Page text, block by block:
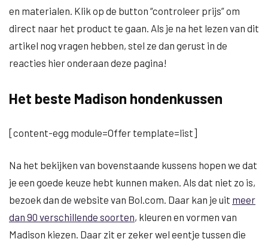
en materialen. Klik op de button “controleer prijs” om
direct naar het product te gaan. Als je na het lezen van dit
artikel nog vragen hebben, stel ze dan gerust in de
reacties hier onderaan deze pagina!
Het beste Madison hondenkussen
[content-egg module=Offer template=list]
Na het bekijken van bovenstaande kussens hopen we dat
je een goede keuze hebt kunnen maken. Als dat niet zo is,
bezoek dan de website van Bol.com. Daar kan je uit meer
dan 90 verschillende soorten, kleuren en vormen van
Madison kiezen. Daar zit er zeker wel eentje tussen die